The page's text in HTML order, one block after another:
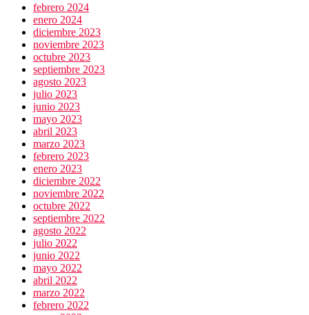
febrero 2024
enero 2024
diciembre 2023
noviembre 2023
octubre 2023
septiembre 2023
agosto 2023
julio 2023
junio 2023
mayo 2023
abril 2023
marzo 2023
febrero 2023
enero 2023
diciembre 2022
noviembre 2022
octubre 2022
septiembre 2022
agosto 2022
julio 2022
junio 2022
mayo 2022
abril 2022
marzo 2022
febrero 2022